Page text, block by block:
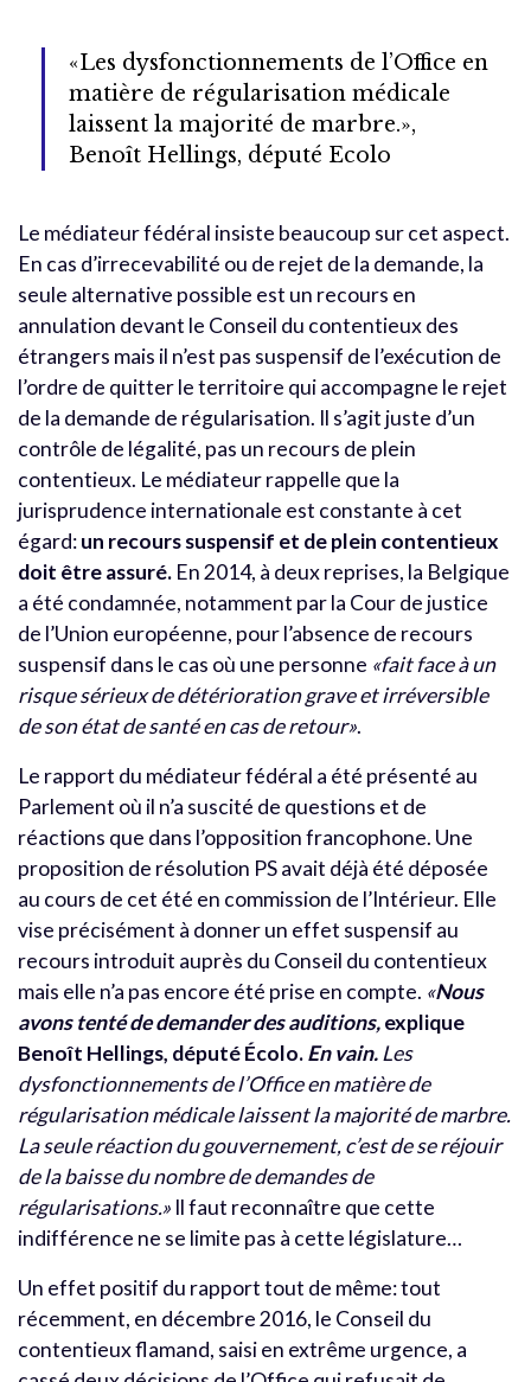
«Les dysfonctionnements de l’Office en
matière de régularisation médicale
laissent la majorité de marbre.»,
Benoît Hellings, député Ecolo
Le médiateur fédéral insiste beaucoup sur cet aspect.
En cas d’irrecevabilité ou de rejet de la demande, la
seule alternative possible est un recours en
annulation devant le Conseil du contentieux des
étrangers mais il n’est pas suspensif de l’exécution de
l’ordre de quitter le territoire qui accompagne le rejet
de la demande de régularisation. Il s’agit juste d’un
contrôle de légalité, pas un recours de plein
contentieux. Le médiateur rappelle que la
jurisprudence internationale est constante à cet
égard:un recours suspensif et de plein contentieux
doit être assuré. En 2014, à deux reprises, la Belgique
a été condamnée, notamment par la Cour de justice
de l’Union européenne, pour l’absence de recours
suspensif dans le cas où une personne «fait face à un
risque sérieux de détérioration grave et irréversible
de son état de santé en cas de retour».
Le rapport du médiateur fédéral a été présenté au
Parlement où il n’a suscité de questions et de
réactions que dans l’opposition francophone. Une
proposition de résolution PS avait déjà été déposée
au cours de cet été en commission de l’Intérieur. Elle
vise précisément à donner un effet suspensif au
recours introduit auprès du Conseil du contentieux
mais elle n’a pas encore été prise en compte. «Nous
avons tenté de demander des auditions,explique
Benoît Hellings, député Écolo.En vain.Les
dysfonctionnements de l’Office en matière de
régularisation médicale laissent la majorité de marbre.
La seule réaction du gouvernement, c’est de se réjouir
de la baisse du nombre de demandes de
régularisations.» Il faut reconnaître que cette
indifférence ne se limite pas à cette législature…
Un effet positif du rapport tout de même: tout
récemment, en décembre 2016, le Conseil du
contentieux flamand, saisi en extrême urgence, a